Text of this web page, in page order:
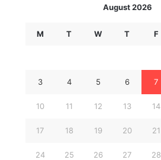
August 2026
M T W T F
3 4 5 6 7
10 11 12 13 14
17 18 19 20 21
24 25 26 27 28